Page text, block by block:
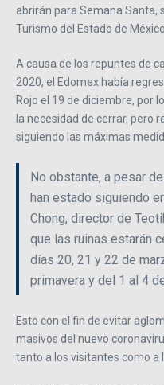
abrirán para Semana Santa,
Turismo del Estado de
A causa de los repuntes de
2020, el Edomex había
Rojo el 19 de diciembre, por
la necesidad de cerrar, pero
siguiendo las máximas
No obstante, a pesar
han estado siguiendo
Chong, director de
que las ruinas estarán
días 20, 21 y 22 de
primavera y del 1 al 4
Esto con el fin de evitar
masivos del nuevo
tanto a los visitantes como a